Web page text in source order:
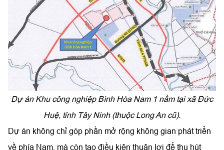
Dự án Khu công nghiệp Bình Hòa Nam 1 nằm tại xã Đức
Huệ, tỉnh Tây Ninh (thuộc Long An cũ).
Dự án không chỉ góp phần mở rộng không gian phát triển
về phía Nam, mà còn tạo điều kiện thuận lợi để thu hút